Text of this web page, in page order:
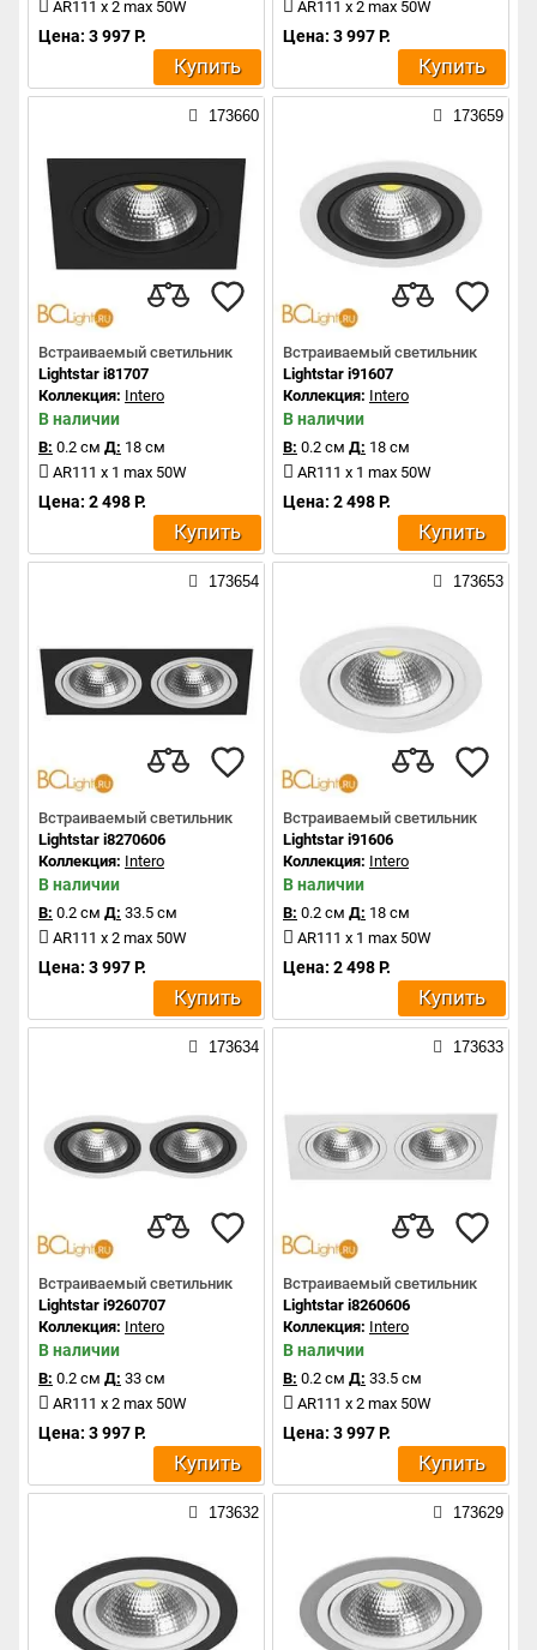
AR111 x 2 max 50W
Цена: 3 997 Р.
Купить
AR111 x 2 max 50W
Цена: 3 997 Р.
Купить
173660
Встраиваемый светильник
Lightstar i81707
Коллекция: Intero
В наличии
В: 0.2 см Д: 18 см
AR111 x 1 max 50W
Цена: 2 498 Р.
Купить
173659
Встраиваемый светильник
Lightstar i91607
Коллекция: Intero
В наличии
В: 0.2 см Д: 18 см
AR111 x 1 max 50W
Цена: 2 498 Р.
Купить
173654
Встраиваемый светильник
Lightstar i8270606
Коллекция: Intero
В наличии
В: 0.2 см Д: 33.5 см
AR111 x 2 max 50W
Цена: 3 997 Р.
Купить
173653
Встраиваемый светильник
Lightstar i91606
Коллекция: Intero
В наличии
В: 0.2 см Д: 18 см
AR111 x 1 max 50W
Цена: 2 498 Р.
Купить
173634
Встраиваемый светильник
Lightstar i9260707
Коллекция: Intero
В наличии
В: 0.2 см Д: 33 см
AR111 x 2 max 50W
Цена: 3 997 Р.
Купить
173633
Встраиваемый светильник
Lightstar i8260606
Коллекция: Intero
В наличии
В: 0.2 см Д: 33.5 см
AR111 x 2 max 50W
Цена: 3 997 Р.
Купить
173632 173629